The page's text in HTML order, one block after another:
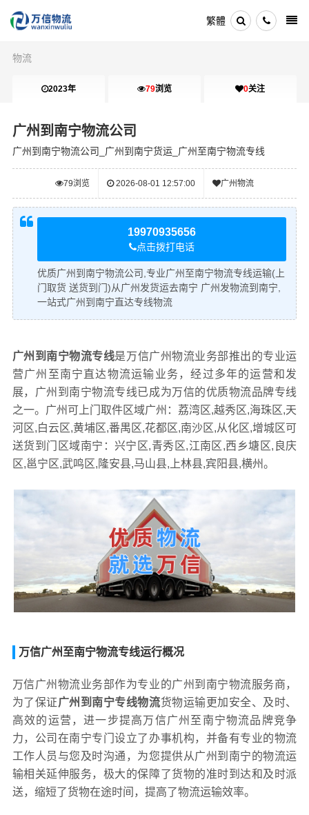
繁體
物流
2023年 79浏览 0关注
广州到南宁物流公司
广州到南宁物流公司_广州到南宁货运_广州至南宁物流专线
79浏览 2026-08-01 12:57:00 广州物流
19970935656
点击拨打电话
优质广州到南宁物流公司,专业广州至南宁物流专线运输(上
门取货 送货到门)从广州发货运去南宁 广州发物流到南宁,
一站式广州到南宁直达专线物流
广州到南宁物流专线是万信广州物流业务部推出的专业运
营广州至南宁直达物流运输业务，经过多年的运营和发
展，广州到南宁物流专线已成为万信的优质物流品牌专线
之一。广州可上门取件区域广州：荔湾区,越秀区,海珠区,天
河区,白云区,黄埔区,番禺区,花都区,南沙区,从化区,增城区可
送货到门区域南宁：兴宁区,青秀区,江南区,西乡塘区,良庆
区,邕宁区,武鸣区,隆安县,马山县,上林县,宾阳县,横州。
万信广州至南宁物流专线运行概况
万信广州物流业务部作为专业的广州到南宁物流服务商，
为了保证广州到南宁专线物流货物运输更加安全、及时、
高效的运营，进一步提高万信广州至南宁物流品牌竞争
力，公司在南宁专门设立了办事机构，并备有专业的物流
工作人员与您及时沟通，为您提供从广州到南宁的物流运
输相关延伸服务，极大的保障了货物的准时到达和及时派
送，缩短了货物在途时间，提高了物流运输效率。